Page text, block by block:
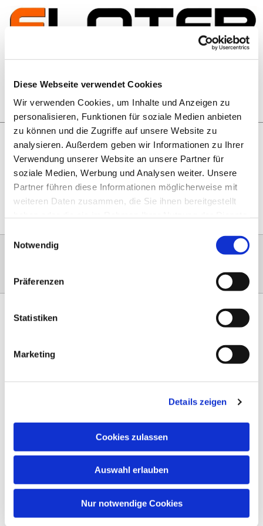
Diese Webseite verwendet Cookies
Wir verwenden Cookies, um Inhalte und Anzeigen zu
personalisieren, Funktionen für soziale Medien anbieten
zu können und die Zugriffe auf unsere Website zu
analysieren. Außerdem geben wir Informationen zu Ihrer
Verwendung unserer Website an unsere Partner für
soziale Medien, Werbung und Analysen weiter. Unsere
Partner führen diese Informationen möglicherweise mit
weiteren Daten zusammen, die Sie ihnen bereitgestellt
Einwilligungsauswahl
Notwendig
Präferenzen
Statistiken
Marketing
Details zeigen
Cookies zulassen
Auswahl erlauben
Nur notwendige Cookies
Zum Inhalt springen
Artikelsuche
Rechtliches
Hier geht es zu unserenAGB , zumWiderrufsrecht, zum
Impressum und zu unseremDatenschutz.
0151 68134038
Datenschutz
AGB
Widerruf